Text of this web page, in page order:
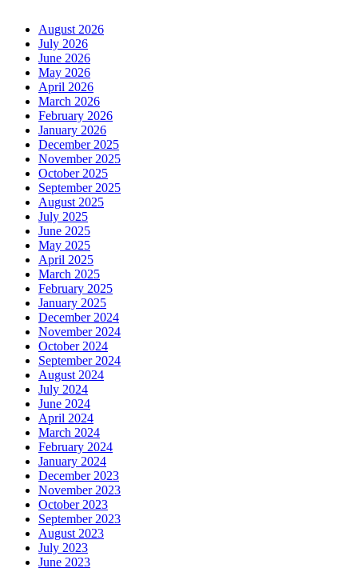
August 2026
July 2026
June 2026
May 2026
April 2026
March 2026
February 2026
January 2026
December 2025
November 2025
October 2025
September 2025
August 2025
July 2025
June 2025
May 2025
April 2025
March 2025
February 2025
January 2025
December 2024
November 2024
October 2024
September 2024
August 2024
July 2024
June 2024
April 2024
March 2024
February 2024
January 2024
December 2023
November 2023
October 2023
September 2023
August 2023
July 2023
June 2023